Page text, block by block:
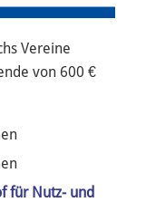
Vereine
von 600 €
für Nutz- und